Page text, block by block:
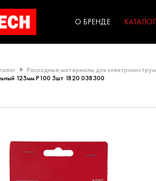
О БРЕНДЕ КАТАЛОГ
Расходные материалы для
125мм Р100 5шт 1820.038300